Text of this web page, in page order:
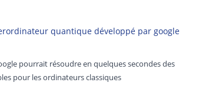
pourrait résoudre en quelques secondes des
pour les ordinateurs classiques